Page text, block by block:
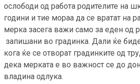
ослободи од работа родителите на
години и тие мораа да се вратат на
мерка засега важи само за еден од
запишани во градинка. Дали ќе
кога ќе се отворат градинките од
дека мерката е во важност се до
владина одлука.